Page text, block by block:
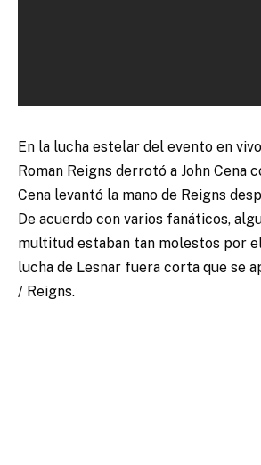
En la lucha estelar del evento en
Roman Reigns derrotó a John Cena
Cena levantó la mano de Reigns
De acuerdo con varios fanáticos,
multitud estaban tan molestos por
lucha de Lesnar fuera corta que se
/ Reigns.